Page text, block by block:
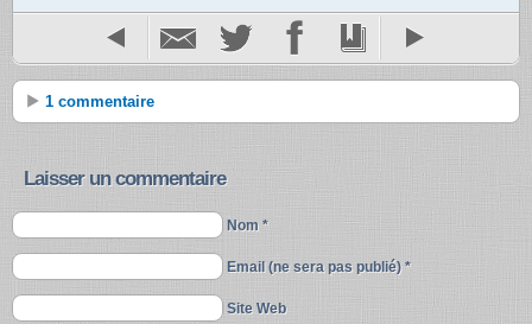
1 commentaire
Laisser un commentaire
Nom *
Email (ne sera pas publié) *
Site Web